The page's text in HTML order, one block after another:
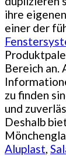
ihre
einer der
Bereich an.
zu finden
und
Deshalb
Aluplast,